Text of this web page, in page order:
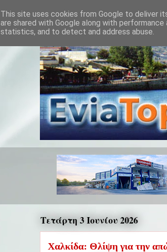
Τετάρτη 3 Ιουνίου 2026
Χαλκίδα: Θλίψη για την
This site uses cookies from Google to deliver
are shared with Google along with
statistics, and to detect and address abuse.